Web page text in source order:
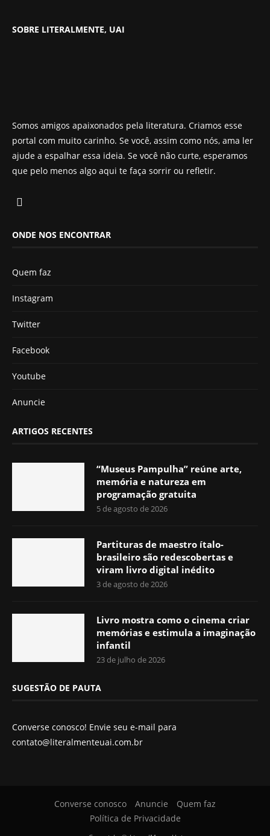
SOBRE LITERALMENTE, UAI
Somos amigos apaixonados pela literatura. Criamos esse
portal com muito carinho. Se você, assim como nós, ama ler
ajude a espalhar essa ideia. Se você não curte, esperamos
que pelo menos algo aqui te faça sorrir ou refletir.
ONDE NOS ENCONTRAR
Quem faz
Instagram
Twitter
Facebook
Youtube
Anuncie
ARTIGOS RECENTES
“Museus Pampulha” reúne arte,
memória e natureza em
programação gratuita
5 de agosto de 2026
Partituras de maestro ítalo-
brasileiro são redescobertas e
viram livro digital inédito
3 de agosto de 2026
Livro mostra como o cinema criar
memórias e estimula a imaginação
infantil
23 de julho de 2026
SUGESTÃO DE PAUTA
Converse conosco! Envie seu e-mail para
contato@literalmenteuai.com.br
Converse conosco Anuncie
Quem faz
Política de Privacidade